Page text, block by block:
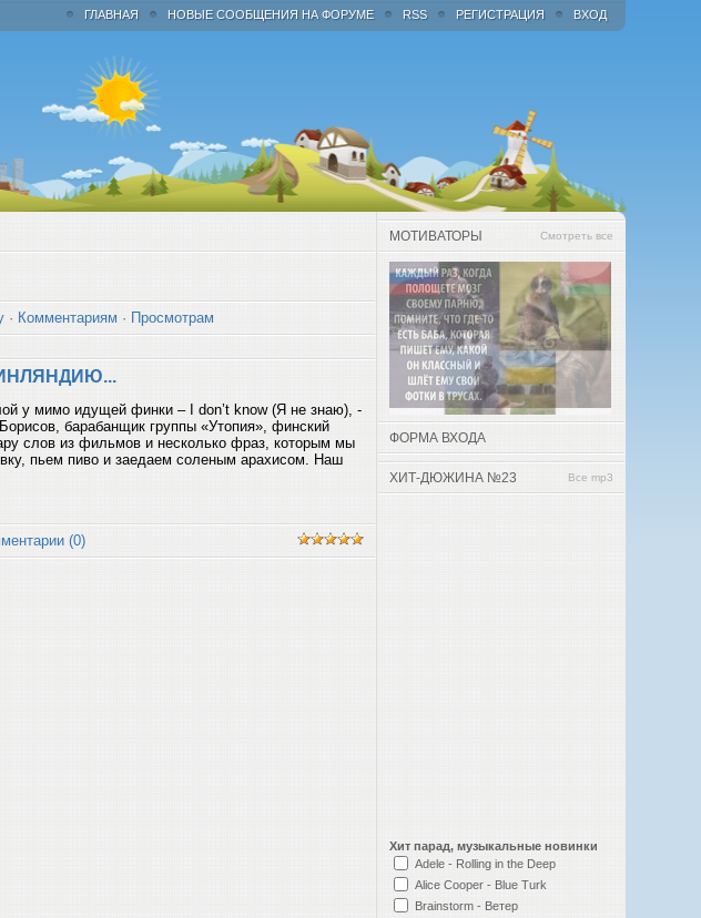
ВХОД
РЕГИСТРАЦИЯ
RSS
НОВЫЕ СООБЩЕНИЯ НА ФОРУМЕ
ГЛАВНАЯ
· Комментариям · Просмотрам
у мимо идущей финки – I don’t know (Я не знаю), -
барабанщик группы «Утопия», финский
слов из фильмов и несколько фраз, которым мы
пьем пиво и заедаем соленым арахисом. Наш
(0)
МОТИВАТОРЫ Смотреть все
ФОРМА ВХОДА
ХИТ-ДЮЖИНА №23 Все mp3
Хит парад, музыкальные новинки
Adele - Rolling in the Deep
Alice Cooper - Blue Turk
Brainstorm - Ветер